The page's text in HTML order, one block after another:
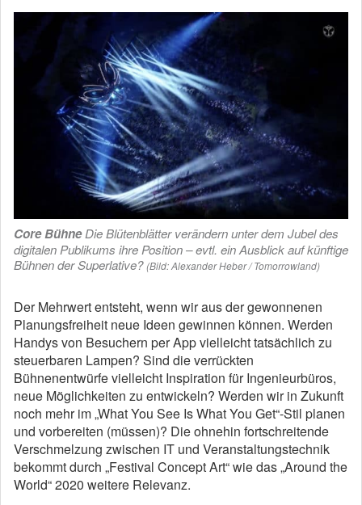
Core Bühne Die Blütenblätter verändern unter dem Jubel des
digitalen Publikums ihre Position – evtl. ein Ausblick auf künftige
Bühnen der Superlative? (Bild: Alexander Heber / Tomorrowland)
Der Mehrwert entsteht, wenn wir aus der gewonnenen
Planungsfreiheit neue Ideen gewinnen können. Werden
Handys von Besuchern per App vielleicht tatsächlich zu
steuerbaren Lampen? Sind die verrückten
Bühnenentwürfe vielleicht Inspiration für Ingenieurbüros,
neue Möglichkeiten zu entwickeln? Werden wir in Zukunft
noch mehr im „What You See Is What You Get“-Stil planen
und vorbereiten (müssen)? Die ohnehin fortschreitende
Verschmelzung zwischen IT und Veranstaltungstechnik
bekommt durch „Festival Concept Art“ wie das „Around the
World“ 2020 weitere Relevanz.